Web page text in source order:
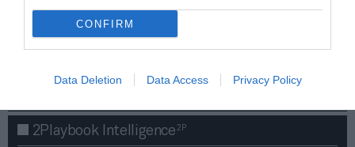
CONFIRM
Data Deletion Data Access Privacy Policy
y eventos para Socios!​​​​​​​
Publicidad
2Playbook Intelligence2P